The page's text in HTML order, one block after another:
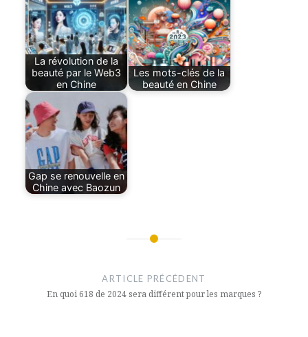
La révolution de la
beauté par le Web3
en Chine
Les mots-clés de la
beauté en Chine
Gap se renouvelle en
Chine avec Baozun
l’article
ARTICLE PRÉCÉDENT
En quoi 618 de 2024 sera différent pour les marques ?